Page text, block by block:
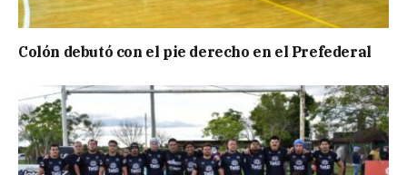
Colón debutó con el pie derecho en el Prefederal